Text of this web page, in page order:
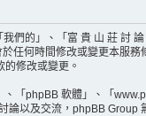
們的」、「富 貴 山 莊 討
任何時間修改或變更本服
修改或變更。
「phpBB 軟體」、「
論以及交流，phpBB